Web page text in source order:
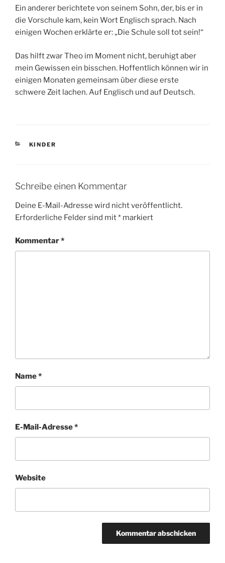
Ein anderer berichtete von seinem Sohn, der, bis er in
die Vorschule kam, kein Wort Englisch sprach. Nach
einigen Wochen erklärte er: „Die Schule soll tot sein!“
Das hilft zwar Theo im Moment nicht, beruhigt aber
mein Gewissen ein bisschen. Hoffentlich können wir in
einigen Monaten gemeinsam über diese erste
schwere Zeit lachen. Auf Englisch und auf Deutsch.
KATEGORIEN
KINDER
Schreibe einen Kommentar
Deine E-Mail-Adresse wird nicht veröffentlicht.
Erforderliche Felder sind mit* markiert
Kommentar*
Name*
E-Mail-Adresse*
Website